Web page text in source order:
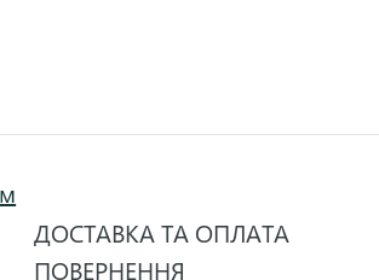
ДОСТАВКА ТА ОПЛАТА
ПОВЕРНЕННЯ